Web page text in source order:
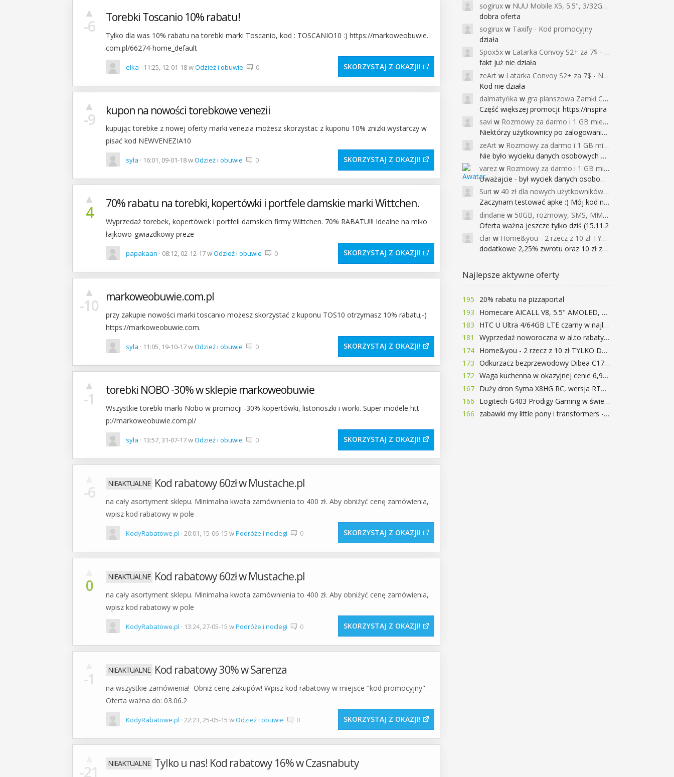
-6
▲ Torebki Toscanio 10% rabatu!
Tylko dla was 10% rabatu na torebki marki Toscanio, kod : TOSCANIO10 :) https://markoweobuwie.
com.pl/66274-home_default
elka · 11:25, 12-01-18 wOdzież i obuwie 0 SKORZYSTAJ Z OKAZJI
-9
▲ kupon na nowości torebkowe venezii
kupując torebke z nowej oferty marki venezia możesz skorzystac z kuponu 10% znizki wystarczy w
pisać kod NEWVENEZIA10
syla · 16:01, 09-01-18 wOdzież i obuwie 0 SKORZYSTAJ Z OKAZJI
4
▲ 70% rabatu na torebki, kopertówki i portfele damskie marki Wittchen.
Wyprzedaż torebek, kopertówek i portfeli damskich firmy Wittchen. 70% RABATU!!! Idealne na miko
łajkowo-gwiazdkowy preze
papakaan · 08:12, 02-12-17 wOdzież i obuwie 0 SKORZYSTAJ Z OKAZJI
-10
▲ markoweobuwie.com.pl
przy zakupie nowości marki toscanio możesz skorzystać z kuponu TOS10 otrzymasz 10% rabatu;-)
https://markoweobuwie.com.
syla · 11:05, 19-10-17 wOdzież i obuwie 0 SKORZYSTAJ Z OKAZJI
-1
▲ torebki NOBO -30% w sklepie markoweobuwie
Wszystkie torebki marki Nobo w promocji -30% kopertówki, listonoszki i worki. Super modele htt
p://markoweobuwie.com.pl/
syla · 13:57, 31-07-17 wOdzież i obuwie 0 SKORZYSTAJ Z OKAZJI
-6 Kod rabatowy 60zł w Mustache.pl
na cały asortyment sklepu. Minimalna kwota zamównienia to 400 zł. Aby obniżyć cenę zamówienia,
wpisz kod rabatowy w pole
KodyRabatowe.pl · 20:01, 15-06-15 wPodróże i noclegi 0 SKORZYSTAJ Z OKAZJI
0 Kod rabatowy 60zł w Mustache.pl
na cały asortyment sklepu. Minimalna kwota zamównienia to 400 zł. Aby obniżyć cenę zamówienia,
wpisz kod rabatowy w pole
KodyRabatowe.pl · 13:24, 27-05-15 wPodróże i noclegi 0 SKORZYSTAJ Z OKAZJI
-1 Kod rabatowy 30% w Sarenza
na wszystkie zamówienia! Obniż cenę zakupów! Wpisz kod rabatowy w miejsce "kod promocyjny".
Oferta ważna do: 03.06.2
KodyRabatowe.pl · 22:23, 25-05-15 wOdzież i obuwie 0 SKORZYSTAJ Z OKAZJI
-21 Tylko u nas! Kod rabatowy 16% w Czasnabuty
sogirux w NUU Mobile X5, 5.5", 3/32GB, czujnik linii papilarnych, 2950mAh, aparat 13MP za 267zł - Banggood
dobra oferta
sogirux w Taxify - Kod promocyjny
działa
Spox5x w Latarka Convoy S2+ za 7$ - Najniższa cena od 2017r
fakt już nie działa
zeArt w Latarka Convoy S2+ za 7$ - Najniższa cena od 2017r
Kod nie działa
dalmatyńka w gra planszowa Zamki Caladale za 39zł
Część większej promocji: https://inspira
savi w Rozmowy za darmo i 1 GB miesięcznie
Niektórzy użytkownicy po zalogowaniu do
zeArt w Rozmowy za darmo i 1 GB miesięcznie
Nie było wycieku danych osobowych a nieo
varez w Rozmowy za darmo i 1 GB miesięcznie
Uważajcie - był wyciek danych osobowych
Suri w 40 zł dla nowych użytkowników Google Pay (dawniej Android Pay)
Zaczynam testować apke :) Mój kod na 40
dindane w 50GB, rozmowy, SMS, MMS bez limitu przez 6 miesięcy za darmo za przeniesienie numeru do Play NEXT
Oferta ważna jeszcze tylko dziś (15.11.2
clar w Home&you - 2 rzecz z 10 zł TYLKO DZISIAJ
dodatkowe 2,25% zwrotu oraz 10 zł za r
Najlepsze aktywne oferty
195
20% rabatu na pizzaportal
193
Homecare AICALL V8, 5.5" AMOLED, 4/128GB, Snapdragon 652, LTE, QC3.0, 3400mAh za 416zł
183
HTC U Ultra 4/64GB LTE czarny w najlepszej cenie na rynku 799 zł!!!
181
Wyprzedaż noworoczna w al.to rabaty do 72%
174
Home&you - 2 rzecz z 10 zł TYLKO DZISIAJ
173
Odkurzacz bezprzewodowy Dibea C17 za 77.99$ (~290zł)
172
Waga kuchenna w okazyjnej cenie 6,99$
167
Duży dron Syma X8HG RC, wersja RTF, kamera 8MP za 62$ (~233zł) - TomTop
166
Logitech G403 Prodigy Gaming w świetnej cenie 169 zł
166
zabawki my little pony i transformers -50%!